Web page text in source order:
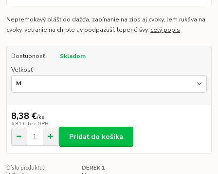
Nepremokavý plášť do dažďa, zapínanie na zips aj cvoky, lem rukáva na
cvoky, vetranie na chrbte av podpazuší, lepené švy. celý popis
Dostupnosť
Skladom
Veľkosť
8,38 €/ks
6,81 € bez DPH
Pridať do košíka
Číslo produktu:
DEREK 1